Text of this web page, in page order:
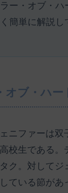
ー・オブ・
簡単に解説し
オブ・ハー
ニファーは
校生である
ク。対して
ている節が